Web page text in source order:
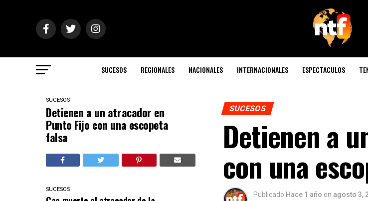
SUCESOS REGIONALES NACIONALES INTERNACIONALES ESPECTACULOS
SUCESOS
Detienen a un atracador en
Punto Fijo con una escopeta
falsa
SUCESOS
SUCESOS
Detienen a
con una
Publicado Hace 1 año on agosto 3,